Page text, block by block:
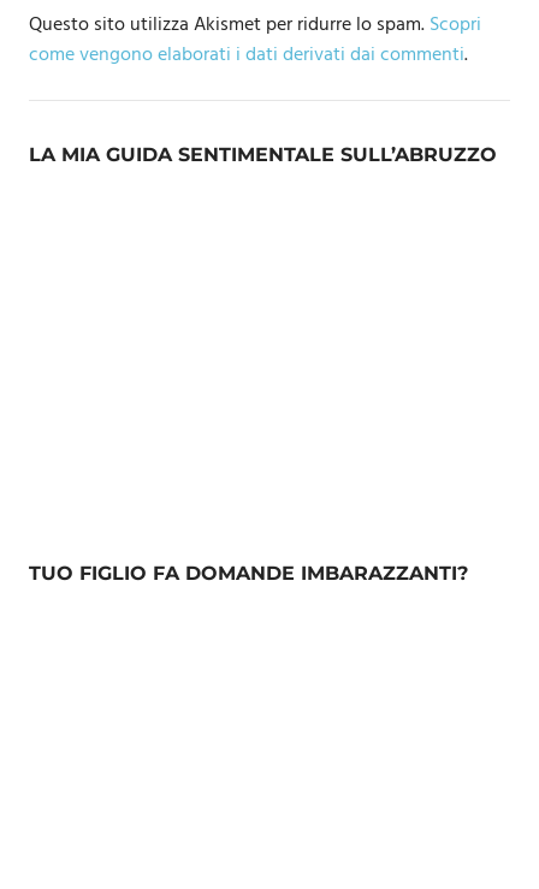
Questo sito utilizza Akismet per ridurre lo spam.Scopri
come vengono elaborati i dati derivati dai commenti.
LA MIA GUIDA SENTIMENTALE SULL’ABRUZZO
TUO FIGLIO FA DOMANDE IMBARAZZANTI?